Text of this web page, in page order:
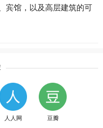
宾馆，以及高层建筑的可
人人网 豆瓣